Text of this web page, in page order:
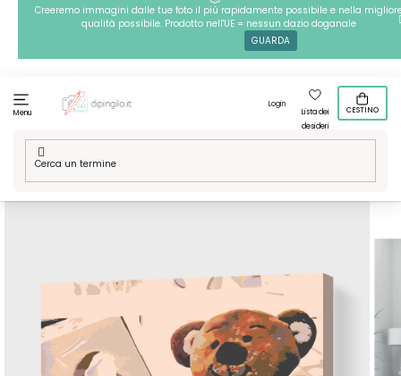
Passa
contenuto
Creeremo immagini dalle tue foto il più rapidamente possibile e nella
qualità possibile. Prodotto nell'UE = nessun dazio doganale
GUARDA
Menu
Login
Lista dei
desideri
CESTINO
Casa
/ Tecniche / Dipingere con i numeri / Dipingere con i
numeri – Orsacchiotto 2